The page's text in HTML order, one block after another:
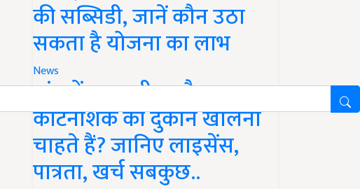
की सब्सिडी, जानें कौन उठा
सकता है योजना का लाभ
News
गांव में खाद, बीज और
कीटनाशक की दुकान खोलना
चाहते हैं? जानिए लाइसेंस,
पात्रता, खर्च सबकुछ..